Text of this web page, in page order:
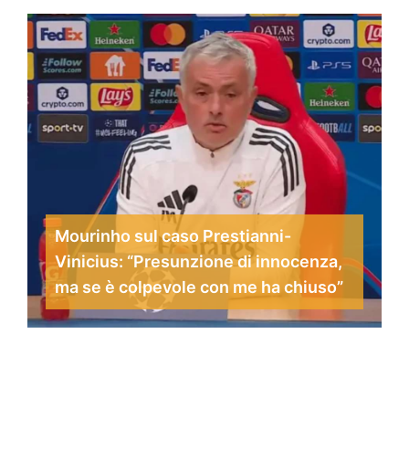
Mourinho sul caso Prestianni-
Vinicius: “Presunzione di innocenza,
ma se è colpevole con me ha chiuso”